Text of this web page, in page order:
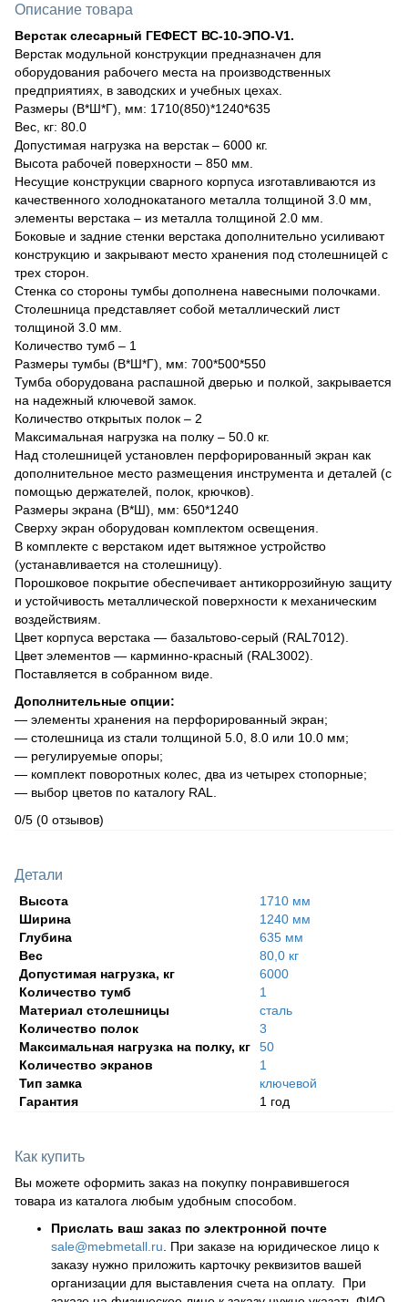
Описание товара
Верстак слесарный ГЕФЕСТ ВС-10-ЭПО-V1.
Верстак модульной конструкции предназначен для
оборудования рабочего места на производственных
предприятиях, в заводских и учебных цехах.
Размеры (В*Ш*Г), мм: 1710(850)*1240*635
Вес, кг: 80.0
Допустимая нагрузка на верстак – 6000 кг.
Высота рабочей поверхности – 850 мм.
Несущие конструкции сварного корпуса изготавливаются из
качественного холоднокатаного металла толщиной 3.0 мм,
элементы верстака – из металла толщиной 2.0 мм.
Боковые и задние стенки верстака дополнительно усиливают
конструкцию и закрывают место хранения под столешницей с
трех сторон.
Стенка со стороны тумбы дополнена навесными полочками.
Столешница представляет собой металлический лист
толщиной 3.0 мм.
Количество тумб – 1
Размеры тумбы (В*Ш*Г), мм: 700*500*550
Тумба оборудована распашной дверью и полкой, закрывается
на надежный ключевой замок.
Количество открытых полок – 2
Максимальная нагрузка на полку – 50.0 кг.
Над столешницей установлен перфорированный экран как
дополнительное место размещения инструмента и деталей (с
помощью держателей, полок, крючков).
Размеры экрана (В*Ш), мм: 650*1240
Сверху экран оборудован комплектом освещения.
В комплекте с верстаком идет вытяжное устройство
(устанавливается на столешницу).
Порошковое покрытие обеспечивает антикоррозийную защиту
и устойчивость металлической поверхности к механическим
воздействиям.
Цвет корпуса верстака — базальтово-серый (RAL7012).
Цвет элементов — карминно-красный (RAL3002).
Поставляется в собранном виде.
Дополнительные опции:
— элементы хранения на перфорированный экран;
— столешница из стали толщиной 5.0, 8.0 или 10.0 мм;
— регулируемые опоры;
— комплект поворотных колес, два из четырех стопорные;
— выбор цветов по каталогу RAL.
0/5 (0 отзывов)
Детали
Высота
1710 мм
Ширина
1240 мм
Глубина
635 мм
Вес
80,0 кг
Допустимая нагрузка, кг
6000
Количество тумб
1
Материал столешницы
сталь
Количество полок
3
Максимальная нагрузка на полку, кг
50
Количество экранов
1
Тип замка
ключевой
Гарантия
1 год
Как купить
Вы можете оформить заказ на покупку понравившегося
товара из каталога любым удобным способом.
Прислать ваш заказ по электронной почте
sale@mebmetall.ru . При заказе на юридическое лицо к
заказу нужно приложить карточку реквизитов вашей
организации для выставления счета на оплату. При